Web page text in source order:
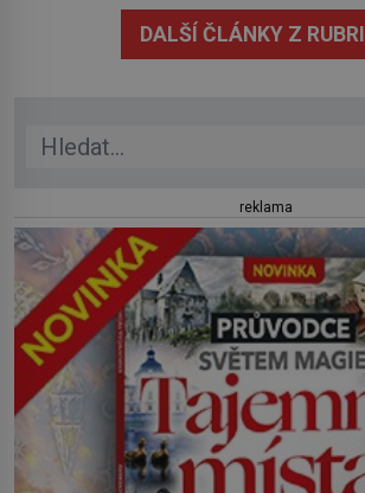
Stačí letmý dotyk a ozve se pronikavá
přetrvává i týdny. Nenápadný tento […]
DALŠÍ ČLÁNKY Z
reklama